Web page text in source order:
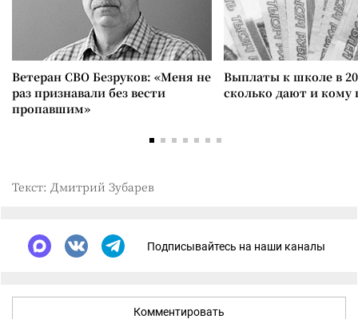
Ветеран СВО Безруков: «Меня не
раз признавали без вести
пропавшим»
Выплаты к школе в
сколько дают и
Текст: Дмитрий Зубарев
Подписывайтесь на наши каналы
Комментировать